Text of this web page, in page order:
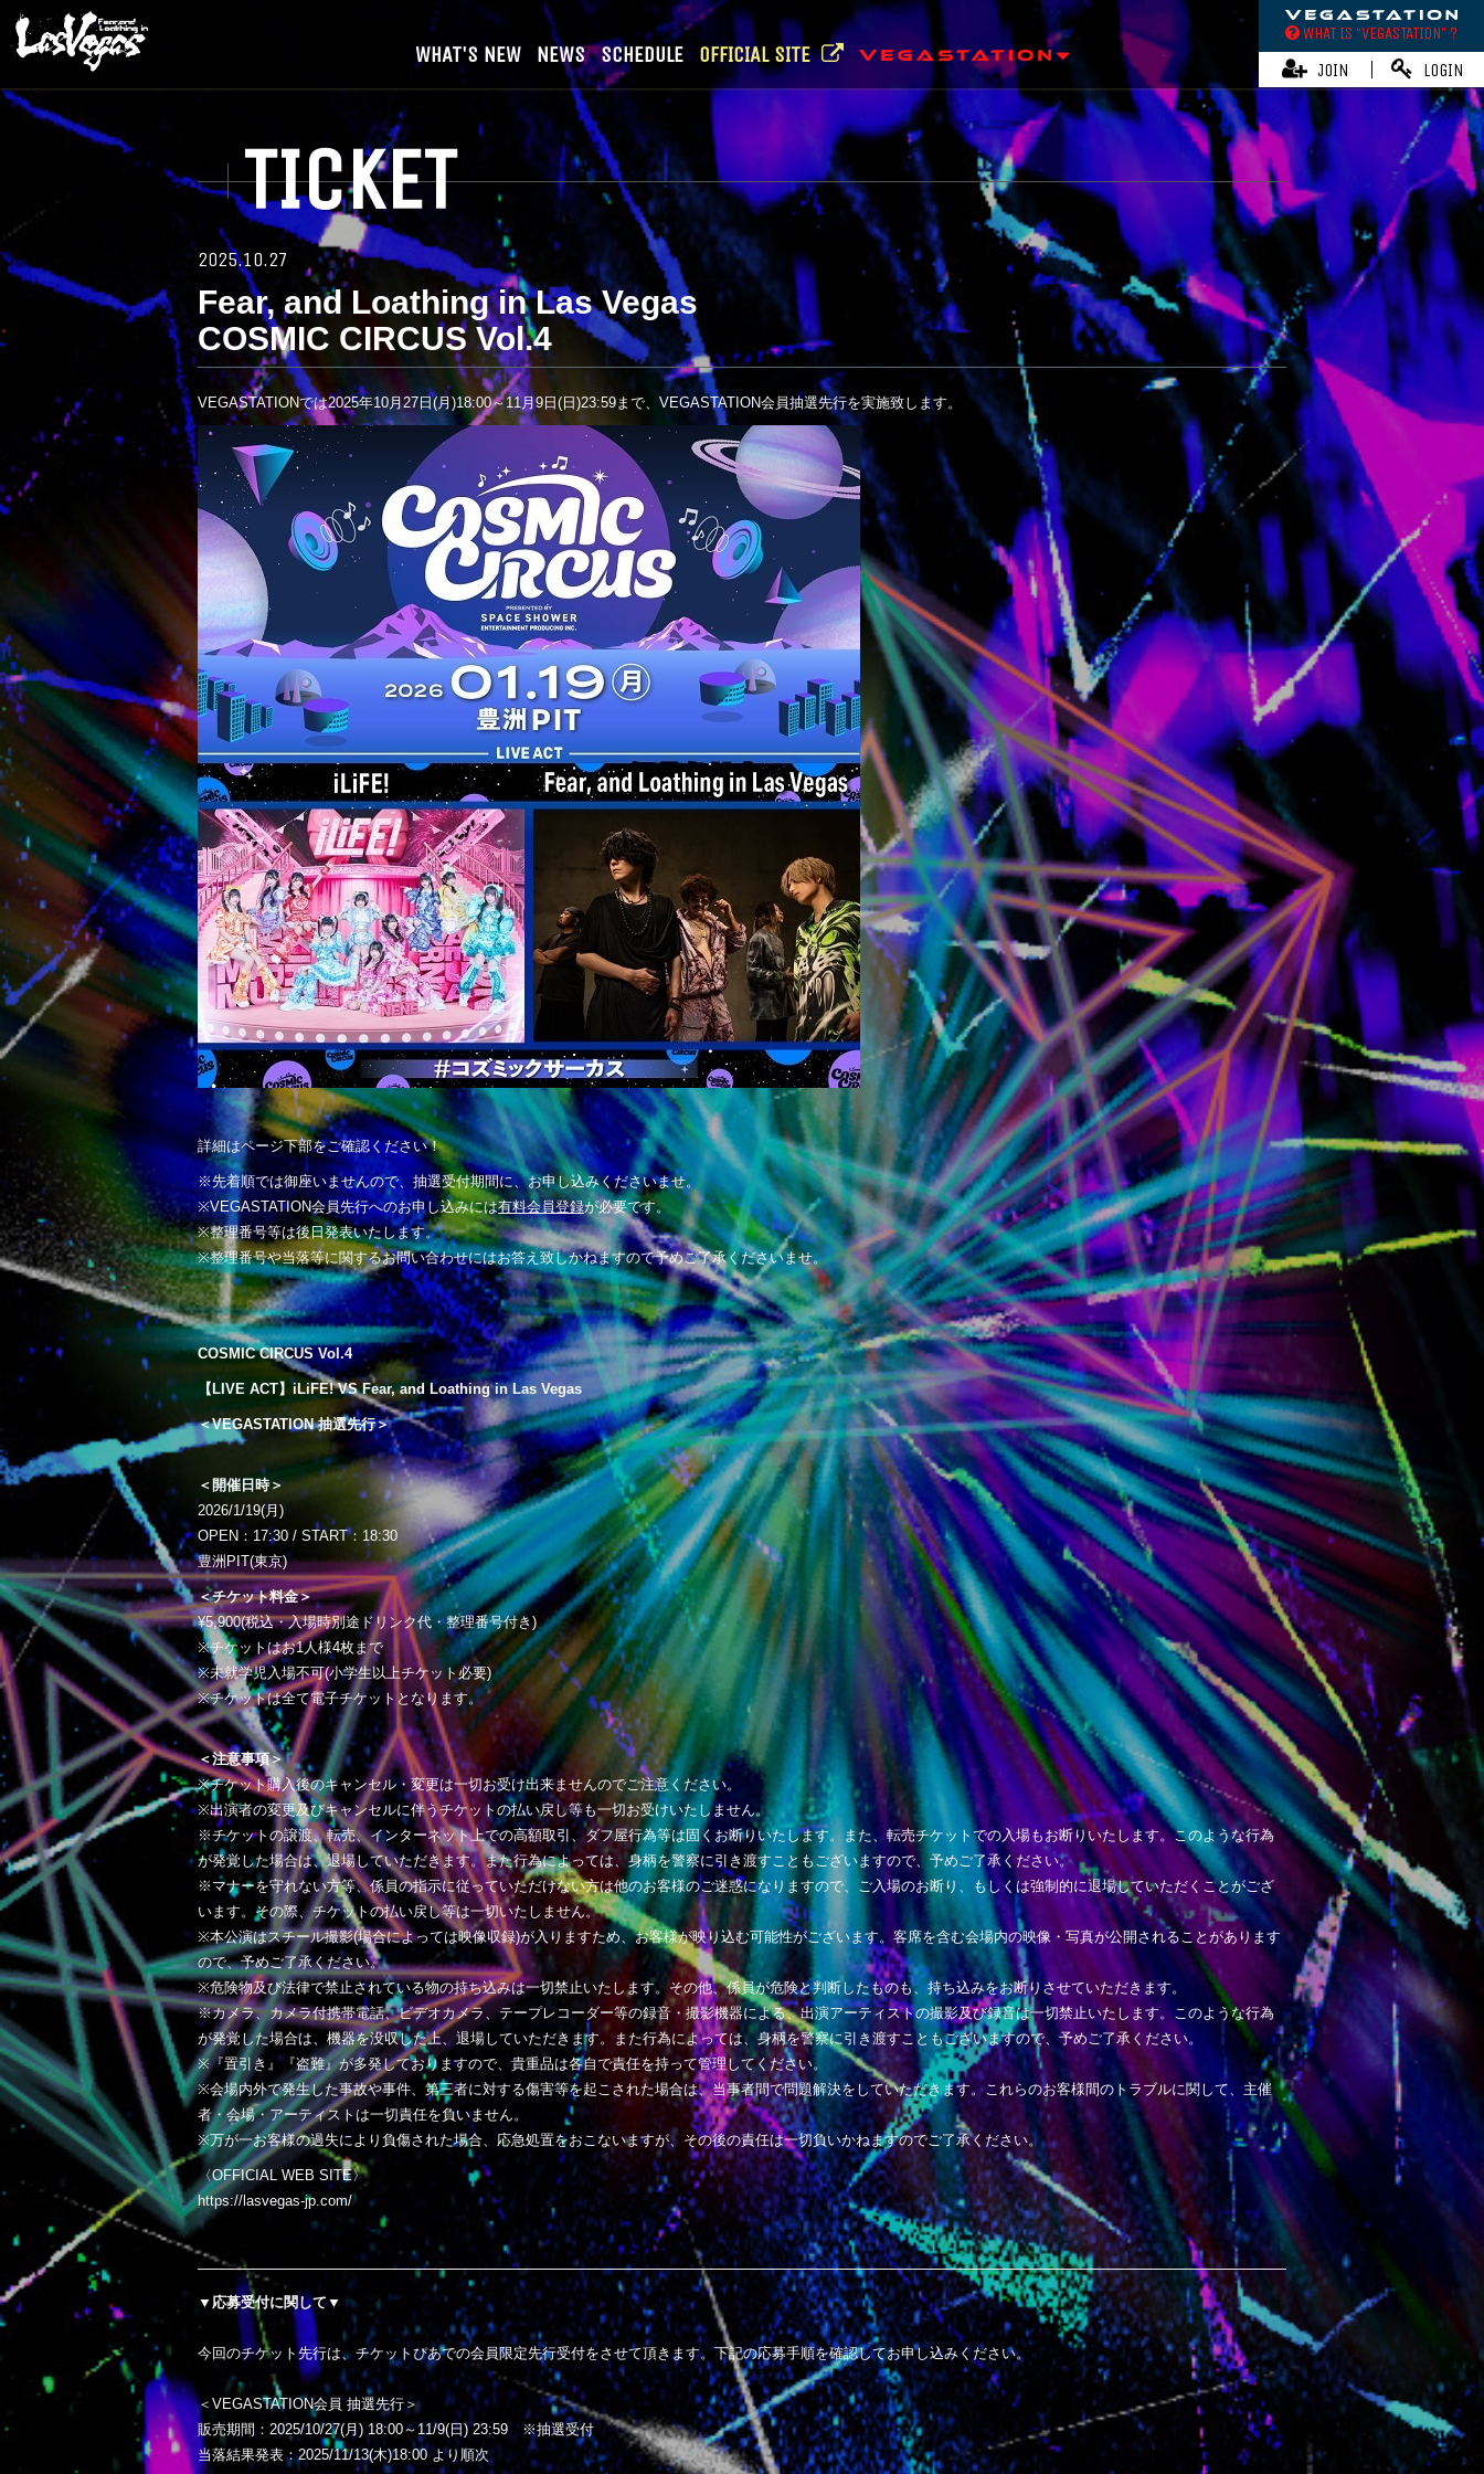
WHAT'S NEW NEWS SCHEDULE OFFICIAL SITE
WHAT IS “VEGASTATION” ?
JOIN LOGIN
TICKET
2025.10.27
Fear, and Loathing in Las Vegas
COSMIC CIRCUS Vol.4
VEGASTATIONでは2025年10月27日(月)18:00～11月9日(日)23:59まで、VEGASTATION会員抽選先行を実施致します。
詳細はページ下部をご確認ください！
※先着順では御座いませんので、抽選受付期間に、お申し込みくださいませ。
※VEGASTATION会員先行へのお申し込みには有料会員登録が必要です。
※整理番号等は後日発表いたします。
※整理番号や当落等に関するお問い合わせにはお答え致しかねますので予めご了承くださいませ。
COSMIC CIRCUS Vol.4
【LIVE ACT】iLiFE! VS Fear, and Loathing in Las Vegas
＜VEGASTATION 抽選先行＞
＜開催日時＞
2026/1/19(月)
OPEN：17:30 / START：18:30
豊洲PIT(東京)
＜チケット料金＞
¥5,900(税込・入場時別途ドリンク代・整理番号付き)
※チケットはお1人様4枚まで
※未就学児入場不可(小学生以上チケット必要)
※チケットは全て電子チケットとなります。
＜注意事項＞
※チケット購入後のキャンセル・変更は一切お受け出来ませんのでご注意ください。
※出演者の変更及びキャンセルに伴うチケットの払い戻し等も一切お受けいたしません。
※チケットの譲渡、転売、インターネット上での高額取引、ダフ屋行為等は固くお断りいたします。また、転売チケットでの入場もお断りいたします。このような行為
が発覚した場合は、退場していただきます。また行為によっては、身柄を警察に引き渡すこともございますので、予めご了承ください。
※マナーを守れない方等、係員の指示に従っていただけない方は他のお客様のご迷惑になりますので、ご入場のお断り、もしくは強制的に退場していただくことがござ
います。その際、チケットの払い戻し等は一切いたしません。
※本公演はスチール撮影(場合によっては映像収録)が入りますため、お客様が映り込む可能性がございます。客席を含む会場内の映像・写真が公開されることがあります
ので、予めご了承ください。
※危険物及び法律で禁止されている物の持ち込みは一切禁止いたします。その他、係員が危険と判断したものも、持ち込みをお断りさせていただきます。
※カメラ、カメラ付携帯電話、ビデオカメラ、テープレコーダー等の録音・撮影機器による、出演アーティストの撮影及び録音は一切禁止いたします。このような行為
が発覚した場合は、機器を没収した上、退場していただきます。また行為によっては、身柄を警察に引き渡すこともございますので、予めご了承ください。
※『置引き』『盗難』が多発しておりますので、貴重品は各自で責任を持って管理してください。
※会場内外で発生した事故や事件、第三者に対する傷害等を起こされた場合は、当事者間で問題解決をしていただきます。これらのお客様間のトラブルに関して、主催
者・会場・アーティストは一切責任を負いません。
※万が一お客様の過失により負傷された場合、応急処置をおこないますが、その後の責任は一切負いかねますのでご了承ください。
〈OFFICIAL WEB SITE〉
https://lasvegas-jp.com/
▼応募受付に関して▼
今回のチケット先行は、チケットぴあでの会員限定先行受付をさせて頂きます。下記の応募手順を確認してお申し込みください。
＜VEGASTATION会員 抽選先行＞
販売期間：2025/10/27(月) 18:00～11/9(日) 23:59 ※抽選受付
当落結果発表：2025/11/13(木)18:00 より順次